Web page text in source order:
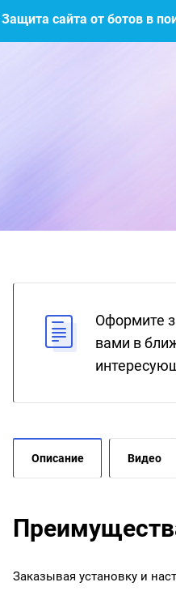
Защита сайта от ботов в
Оформите
вами в
Описание Видео
Заказывая установку и